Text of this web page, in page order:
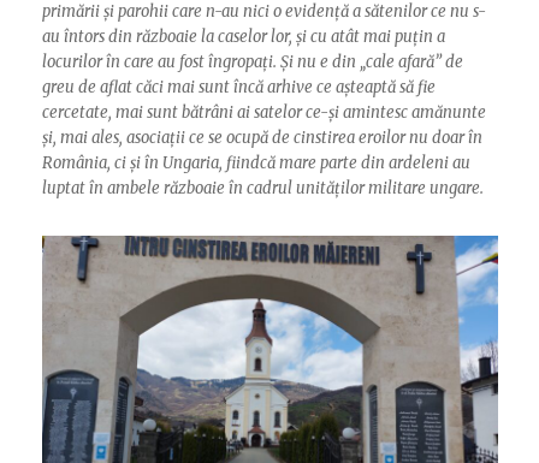
primării și parohii care n-au nici o evidență a sătenilor ce nu s-
au întors din războaie la caselor lor, și cu atât mai puțin a
locurilor în care au fost îngropați. Și nu e din „cale afară” de
greu de aflat căci mai sunt încă arhive ce așteaptă să fie
cercetate, mai sunt bătrâni ai satelor ce-și amintesc amănunte
și, mai ales, asociații ce se ocupă de cinstirea eroilor nu doar în
România, ci și în Ungaria, fiindcă mare parte din ardeleni au
luptat în ambele războaie în cadrul unităților militare ungare.